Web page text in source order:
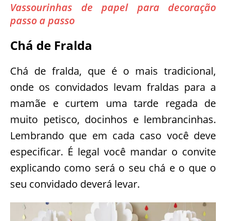
Vassourinhas de papel para decoração
passo a passo
Chá de Fralda
Chá de fralda, que é o mais tradicional,
onde os convidados levam fraldas para a
mamãe e curtem uma tarde regada de
muito petisco, docinhos e lembrancinhas.
Lembrando que em cada caso você deve
especificar. É legal você mandar o convite
explicando como será o seu chá e o que o
seu convidado deverá levar.